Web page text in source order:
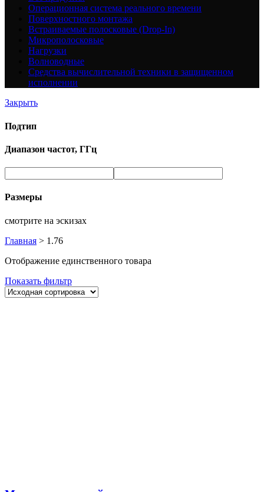
Операционная система реального времени
Поверхностного монтажа
Встраиваемые полосковые (Drop-In)
Микрополосковые
Нагрузки
Волноводные
Средства вычислительной техники в защищенном
исполнении
Закрыть
Подтип
Диапазон частот, ГГц
Размеры
смотрите на эскизах
Главная > 1.76
Отображение единственного товара
Показать фильтр